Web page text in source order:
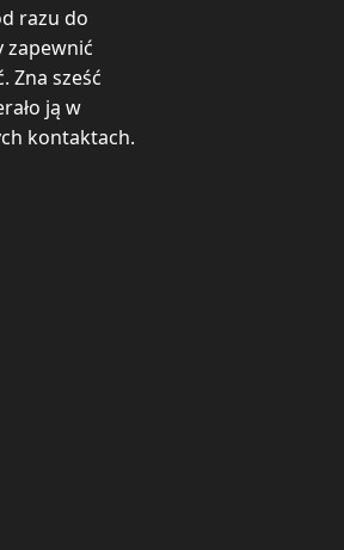
razu do
zapewnić
Zna sześć
ją w
kontaktach.